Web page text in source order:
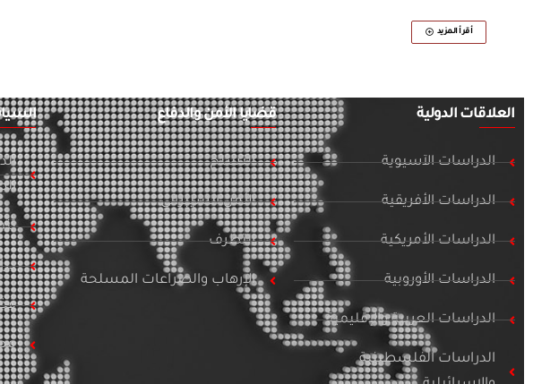
أقرأ المزيد
العلاقات الدولية
الدراسات الآسيوية
الدراسات الأفريقية
الدراسات الأمريكية
الدراسات الأوروبية
الدراسات العربية والإقليمية
الدراسات الفلسطينية
قضايا الأمن والدفاع
التسلح
الأمن السيبراني
التطرف
الإرهاب والصراعات المسلحة